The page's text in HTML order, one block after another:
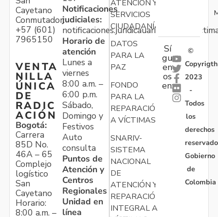
Cayetano
Conmutador:
+57 (601)
7965150
VENTA
NILLA
ÚNICA
DE
RADIC
ACIÓN
Bogotá:
Carrera
85D No.
46A – 65
Complejo
logístico
San
Cayetano
Horario:
8:00 a.m. –
Notificaciones
judiciales:
Horario de
atención
Lunes a
viernes
8:00 a.m. –
6:00 p.m.
Sábado,
Domingo y
Festivos
Auto
consulta
Puntos de
Atención y
Centros
Regionales
Unidad en
línea
ATENCIÓN Y
SERVICIOS
CIUDADANÍA
DATOS
PARA LA
PAZ
FONDO
PARA LA
REPARACIÓN
A VÍCTIMAS
SNARIV-
SISTEMA
NACIONAL
DE
ATENCIÓN Y
REPARACIÓN
INTEGRAL A
Sí
gu
en
os
en:
©
Copyrigth
2023
-
Todos
los
derechos
Gobierno
de
Colombia